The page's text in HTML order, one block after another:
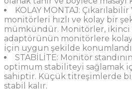
KOLAY MONTAJ:
monitörleri hızlı ve kolay bir
mümkündür. Monitörler, ikinci
adaptörünün monitörlere
için uygun şekilde
STABİLİTE: Monitör
optimum stabiliteyi sağlamak
sahiptir. Küçük titreşimlerde
stabil kalır.